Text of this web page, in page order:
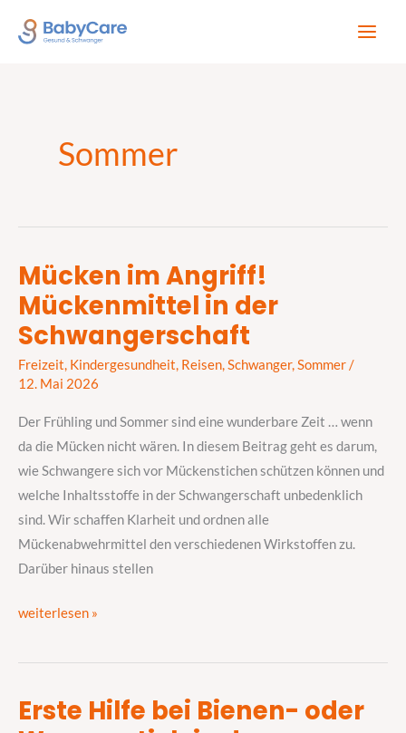
Inhalt
Sommer
Mücken im Angriff!
Mückenmittel in der
Schwangerschaft
Freizeit, Kindergesundheit, Reisen,Schwanger,Sommer/
12. Mai 2026
Der Frühling und Sommer sind eine wunderbare Zeit … wenn
da die Mücken nicht wären. In diesem Beitrag geht es darum,
wie Schwangere sich vor Mückenstichen schützen können und
welche Inhaltsstoffe in der Schwangerschaft unbedenklich
sind. Wir schaffen Klarheit und ordnen alle
Mückenabwehrmittel den verschiedenen Wirkstoffen zu.
Darüber hinaus stellen
Mücken
im
Mückenmittel
in
Schwangerschaft
weiterlesen »
Erste Hilfe bei Bienen- oder
Erste